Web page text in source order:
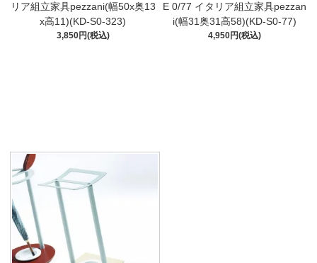
リア組立家具pezzani(幅50x奥13
x高11)(KD-S0-323)
3,850円(税込)
E 0/77 イタリア組立家具pezzan
i(幅31奥31高58)(KD-S0-77)
4,950円(税込)